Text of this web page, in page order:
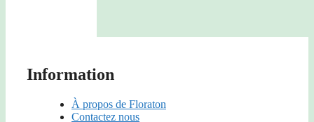
Information
À propos de Floraton
Contactez nous